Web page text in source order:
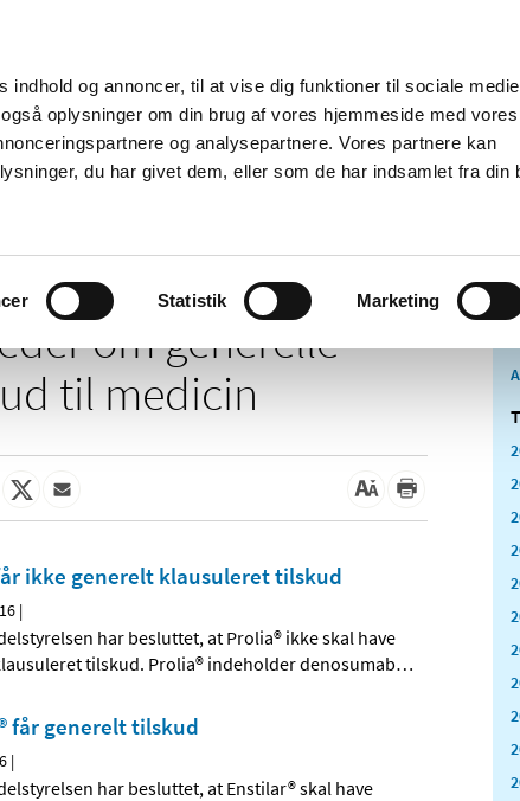
indhold og annoncer, til at vise dig funktioner til sociale
oplysninger om din brug af vores hjemmeside med vores
og analysepartnere. Vores partnere kan
du har givet dem, eller som de har indsamlet fra din
Statistik Marketing
Nyheder Om os Kontakt
Tilskud og
Apoteker og salg af
Medicinsk
om generelle
til medicin
ikke generelt klausuleret tilskud
|
har besluttet, at Prolia® ikke skal have
tilskud. Prolia® indeholder denosumab…
får generelt tilskud
|
har besluttet, at Enstilar® skal have